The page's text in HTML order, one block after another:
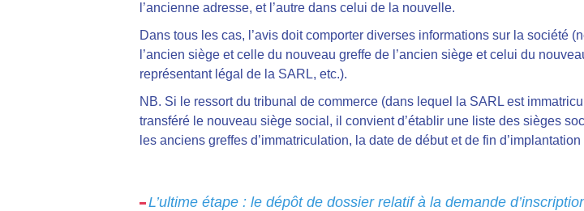
l’ancienne adresse, et l’autre dans celui de la nouvelle.
Dans tous les cas, l’avis doit comporter diverses informations sur la société
l’ancien siège et celle du nouveau greffe de l’ancien siège et celui du
représentant légal de la SARL, etc.).
NB. Si le ressort du tribunal de commerce (dans lequel la SARL est
transféré le nouveau siège social, il convient d’établir une liste des sièges
les anciens greffes d’immatriculation, la date de début et de fin
L’ultime étape : le dépôt de dossier relatif à la demande